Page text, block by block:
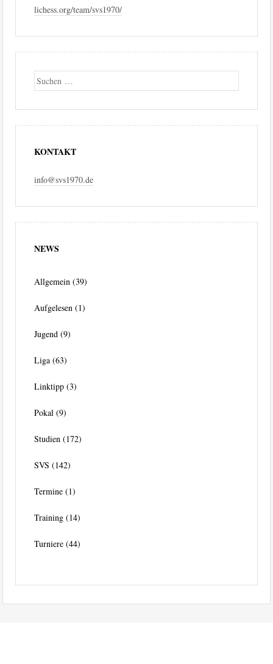
lichess.org/team/svs1970/
Suche
KONTAKT
info@svs1970.de
NEWS
Allgemein (39)
Aufgelesen (1)
Jugend (9)
Liga (63)
Linktipp (3)
Pokal (9)
Studien (172)
SVS (142)
Termine (1)
Training (14)
Turniere (44)